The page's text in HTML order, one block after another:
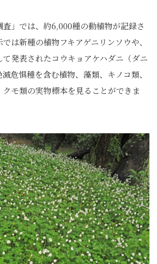
査」では、約6,000種の動植物が記録さ
は新種の植物フキアゲニリンソウや、
発表されたコウキョアケハダニ（ダニ
危惧種を含む植物、藻類、キノコ類、
モ類の実物標本を見ることができま